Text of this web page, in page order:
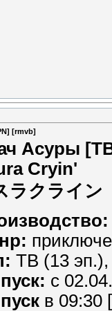
[rmvb]
Асуры
Cryin'
ラクライン
ТВ (13
c
в 09:30